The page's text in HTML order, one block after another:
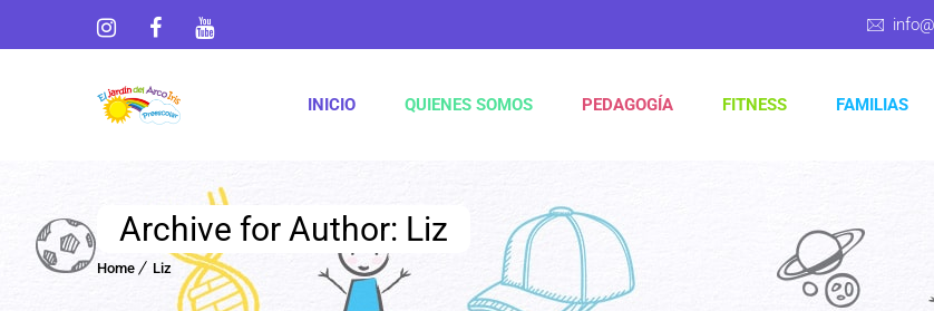
INICIO QUIENES SOMOS PEDAGOGÍA FITNESS FAMILIAS
Archive for Author: Liz
Home Liz